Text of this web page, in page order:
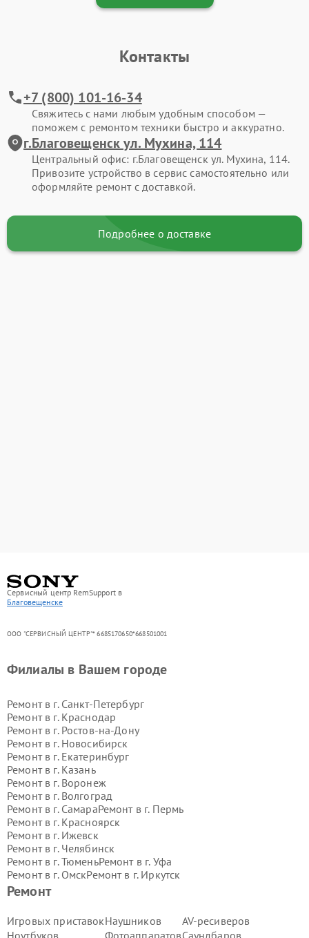
Контакты
+7 (800) 101-16-34
Свяжитесь с нами любым удобным способом —
поможем с ремонтом техники быстро и аккуратно.
г.Благовещенск ул. Мухина, 114
Центральный офис: г.Благовещенск ул. Мухина, 114.
Привозите устройство в сервис самостоятельно или
оформляйте ремонт с доставкой.
Подробнее о доставке
Сервисный центр RemSupport в
Благовещенске
ООО "СЕРВИСНЫЙ ЦЕНТР"* 6685170650*668501001
Ремонт
Игровых приставок
Ноутбуков
Наушников
Фотоаппаратов
AV-ресиверов
Саундбаров
Филиалы в Вашем городе
Ремонт в г. Санкт-Петербург
Ремонт в г. Краснодар
Ремонт в г. Ростов-на-Дону
Ремонт в г. Новосибирск
Ремонт в г. Екатеринбург
Ремонт в г. Казань
Ремонт в г. Воронеж
Ремонт в г. Волгоград
Ремонт в г. СамараРемонт в г. Пермь
Ремонт в г. Красноярск
Ремонт в г. Ижевск
Ремонт в г. Челябинск
Ремонт в г.ТюменьРемонт в г. Уфа
Ремонт в г. ОмскРемонт в г. Иркутск
Ремонт в г.
Ремонт в г.
Ремонт в г.Тольятти